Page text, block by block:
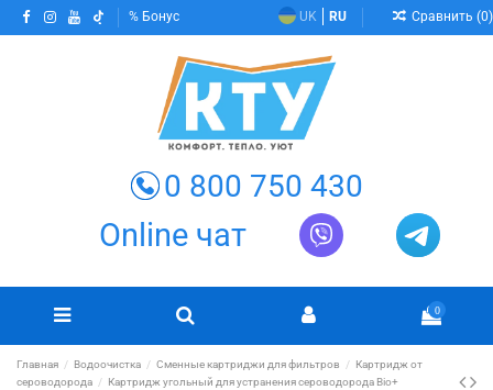
Бонус UK RU Сравнить (0)
0 800 750 430
Online чат
0
Главная Водоочистка Сменные картриджи для фильтров
Картридж от
сероводорода
Картридж угольный для устранения сероводорода Bio+